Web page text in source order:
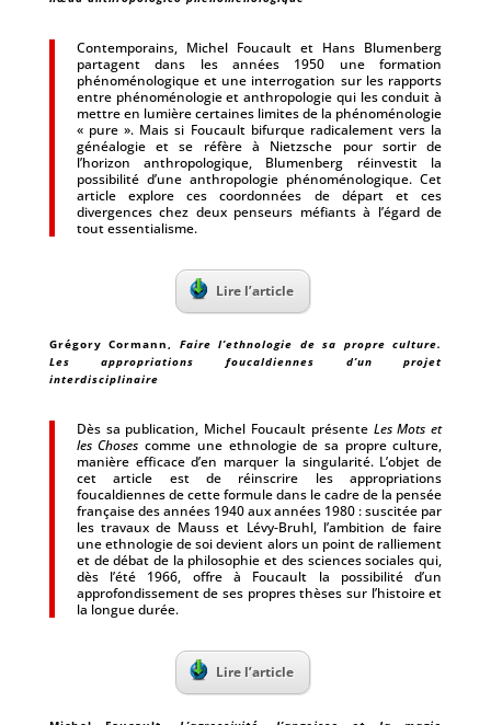
Contemporains, Michel Foucault et Hans Blumenberg
partagent dans les années 1950 une formation
phénoménologique et une interrogation sur les rapports
entre phénoménologie et anthropologie qui les conduit à
mettre en lumière certaines limites de la phénoménologie
« pure ». Mais si Foucault bifurque radicalement vers la
généalogie et se réfère à Nietzsche pour sortir de
l’horizon anthropologique, Blumenberg réinvestit la
possibilité d’une anthropologie phénoménologique. Cet
article explore ces coordonnées de départ et ces
divergences chez deux penseurs méfiants à l’égard de
tout essentialisme.
Lire l’article
Grégory Cormann, Faire l’ethnologie de sa propre culture.
Les appropriations foucaldiennes d’un projet
interdisciplinaire
Dès sa publication, Michel Foucault présente Les Mots et
les Choses comme une ethnologie de sa propre culture,
manière efficace d’en marquer la singularité. L’objet de
cet article est de réinscrire les appropriations
foucaldiennes de cette formule dans le cadre de la pensée
française des années 1940 aux années 1980 : suscitée par
les travaux de Mauss et Lévy-Bruhl, l’ambition de faire
une ethnologie de soi devient alors un point de ralliement
et de débat de la philosophie et des sciences sociales qui,
dès l’été 1966, offre à Foucault la possibilité d’un
approfondissement de ses propres thèses sur l’histoire et
la longue durée.
Lire l’article